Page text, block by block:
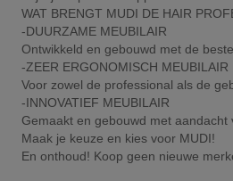
WAT BRENGT MUDI DE HAIR
-DUURZAME MEUBILAIR
Ontwikkeld en gebouwd met de
-ZEER ERGONOMISCH MEUBILAIR
Voor zowel de professional als de
-INNOVATIEF MEUBILAIR
Gemaakt en gebouwd met aandacht
Maak je keuze en kies voor MUDI!
­En onthoud! Koop geen nieuwe